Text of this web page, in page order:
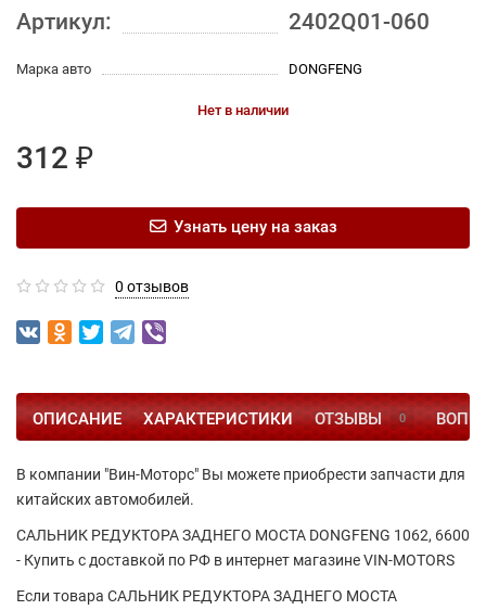
Артикул: 2402Q01-060
Марка авто DONGFENG
Нет в наличии
312 ₽
Узнать цену на заказ
0 отзывов
ОПИСАНИЕ ХАРАКТЕРИСТИКИ ОТЗЫВЫ 0
В компании "Вин-Моторс" Вы можете приобрести запчасти для
китайских автомобилей.
САЛЬНИК РЕДУКТОРА ЗАДНЕГО МОСТА DONGFENG 1062, 6600
- Купить с доставкой по РФ в интернет магазине VIN-MOTORS
Если товара САЛЬНИК РЕДУКТОРА ЗАДНЕГО МОСТА